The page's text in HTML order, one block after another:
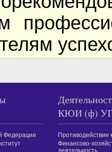
Федерации
КЮИ (ф)
Противодействие
Финансово-
деятельность